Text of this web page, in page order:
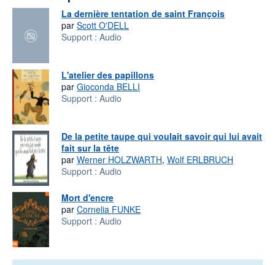
La dernière tentation de saint François
par Scott O'DELL
Support : Audio
L'atelier des papillons
par Gioconda BELLI
Support : Audio
De la petite taupe qui voulait savoir qui lui avait
fait sur la tête
par Werner HOLZWARTH, Wolf ERLBRUCH
Support : Audio
Mort d'encre
par Cornelia FUNKE
Support : Audio